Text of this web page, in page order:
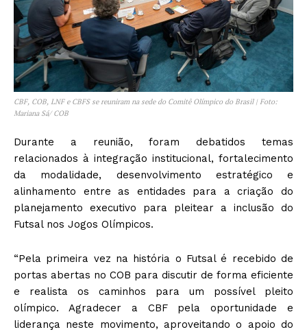
CBF, COB, LNF e CBFS se reuniram na sede do Comitê Olímpico do Brasil | Foto:
Mariana Sá/ COB
Durante a reunião, foram debatidos temas
relacionados à integração institucional, fortalecimento
da modalidade, desenvolvimento estratégico e
alinhamento entre as entidades para a criação do
planejamento executivo para pleitear a inclusão do
Futsal nos Jogos Olímpicos.
“Pela primeira vez na história o Futsal é recebido de
portas abertas no COB para discutir de forma eficiente
e realista os caminhos para um possível pleito
olímpico. Agradecer a CBF pela oportunidade e
liderança neste movimento, aproveitando o apoio do